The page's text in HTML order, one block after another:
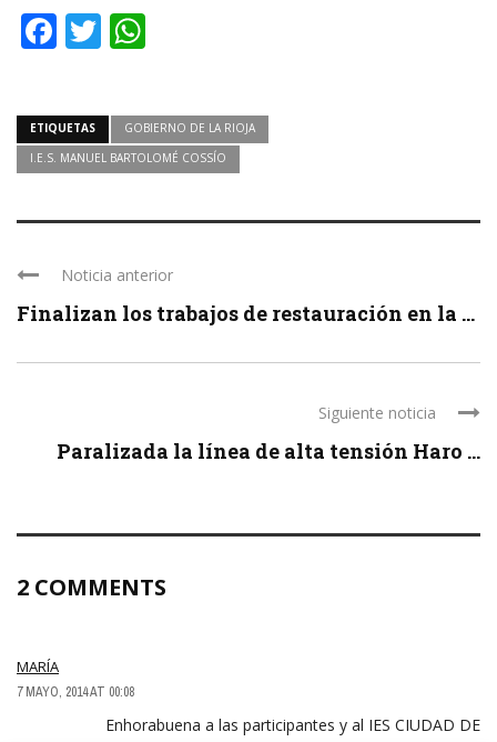
Facebook
Twitter
ETIQUETAS
GOBIERNO DE LA RIOJA
I.E.S. MANUEL BARTOLOMÉ COSSÍO
Noticia anterior
Finalizan los trabajos de restauración en la ...
Siguiente noticia
Paralizada la línea de alta tensión Haro ...
2 COMMENTS
MARÍA
7 MAYO, 2014 AT 00:08
Enhorabuena a las participantes y al IES CIUDAD DE